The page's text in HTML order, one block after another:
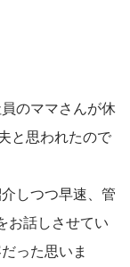
のママさんが休
と思われたので
しつつ早速、管
お話しさせてい
った思いま